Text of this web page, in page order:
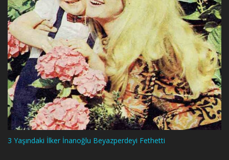
3 Yaşındaki İlker İnanoğlu Beyazperdeyi Fethetti